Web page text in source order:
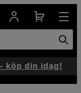
köp din idag!